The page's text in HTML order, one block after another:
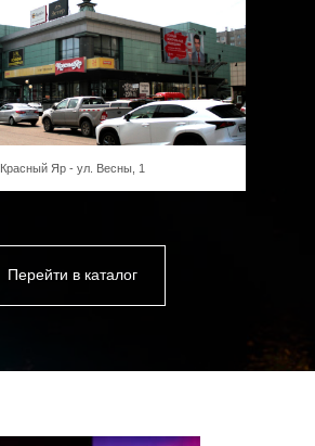
Красный Яр - ул. Весны, 1
Перейти в каталог